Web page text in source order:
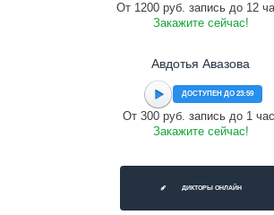
От 1200 руб. запись до 12
Закажите сейчас!
Авдотья Авазова
ДОСТУПЕН ДО 23:59
От 300 руб. запись до 1
Закажите сейчас!
ДИКТОРЫ ОНЛАЙН